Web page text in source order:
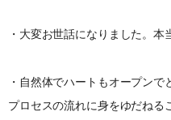
・大変お世話になりました。本
・自然体でハートもオープン
プロセスの流れに身をゆだねる